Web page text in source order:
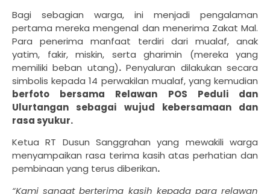
Bagi sebagian warga, ini menjadi pengalaman
pertama mereka mengenal dan menerima Zakat Mal.
Para penerima manfaat terdiri dari mualaf, anak
yatim, fakir, miskin, serta gharimin (mereka yang
memiliki beban utang).Penyaluran dilakukan secara
simbolis kepada 14 perwakilan mualaf, yang kemudian
berfoto bersama Relawan POS Peduli dan
Ulurtangan sebagai wujud kebersamaan dan
rasa syukur.
Ketua RT Dusun Sanggrahan yang mewakili warga
menyampaikan rasa terima kasih atas perhatian dan
pembinaan yang terus diberikan.
“Kami sangat berterima kasih kepada para relawan